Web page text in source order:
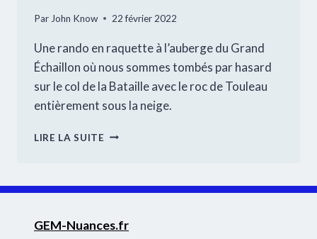
Par John Know 22 février 2022
Une rando en raquette à l’auberge du Grand
Échaillon où nous sommes tombés par hasard
sur le col de la Bataille avec le roc de Touleau
entièrement sous la neige.
LIRE LA SUITE RAQUETTES
GRAND
GEM-Nuances.fr